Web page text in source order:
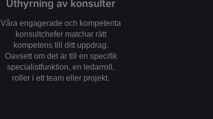
Uthyrning av konsulter
Våra engagerade och kompetenta
konsultchefer matchar rätt
kompetens till ditt uppdrag.
Oavsett om det är till en specifik
specialistfunktion, en ledarroll,
roller i ett team eller projekt.